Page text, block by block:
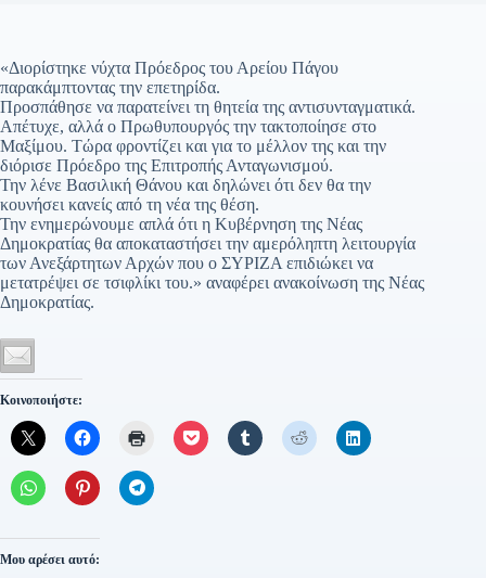
«Διορίστηκε νύχτα Πρόεδρος του Αρείου Πάγου
παρακάμπτοντας την επετηρίδα.
Προσπάθησε να παρατείνει τη θητεία της αντισυνταγματικά.
Απέτυχε, αλλά ο Πρωθυπουργός την τακτοποίησε στο
Μαξίμου. Τώρα φροντίζει και για το μέλλον της και την
διόρισε Πρόεδρο της Επιτροπής Ανταγωνισμού.
Την λένε Βασιλική Θάνου και δηλώνει ότι δεν θα την
κουνήσει κανείς από τη νέα της θέση.
Την ενημερώνουμε απλά ότι η Κυβέρνηση της Νέας
Δημοκρατίας θα αποκαταστήσει την αμερόληπτη λειτουργία
των Ανεξάρτητων Αρχών που ο ΣΥΡΙΖΑ επιδιώκει να
μετατρέψει σε τσιφλίκι του.» αναφέρει ανακοίνωση της Νέας
Δημοκρατίας.
Κοινοποιήστε:
Μου αρέσει αυτό: